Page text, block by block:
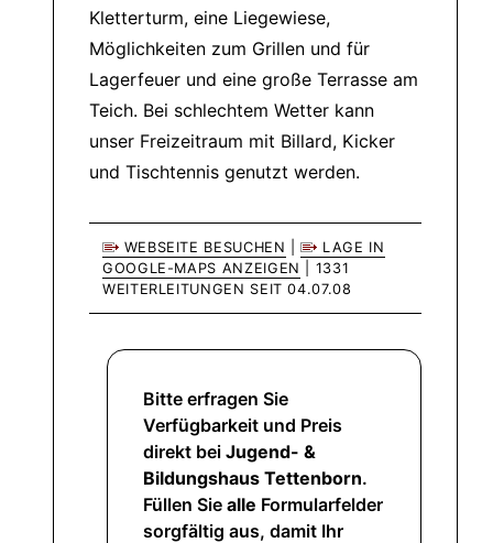
Kletterturm, eine Liegewiese,
Möglichkeiten zum Grillen und für
Lagerfeuer und eine große Terrasse am
Teich. Bei schlechtem Wetter kann
unser Freizeitraum mit Billard, Kicker
und Tischtennis genutzt werden.
WEBSEITE BESUCHEN |
LAGE IN
GOOGLE-MAPS ANZEIGEN
| 1331
WEITERLEITUNGEN SEIT 04.07.08
Bitte erfragen Sie
Verfügbarkeit und Preis
direkt bei Jugend- &
Bildungshaus Tettenborn.
Füllen Sie alle Formularfelder
sorgfältig aus, damit Ihr